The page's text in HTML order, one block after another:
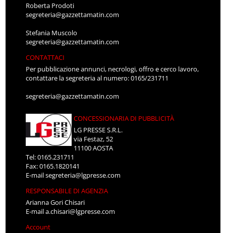
Roberta Prodoti
segreteria@gazzettamatin.com
Stefania Muscolo
segreteria@gazzettamatin.com
CONTATTACI
Per pubblicazione annunci, necrologi, offro e cerco lavoro,
contattare la segreteria al numero: 0165/231711
segreteria@gazzettamatin.com
CONCESSIONARIA DI PUBBLICITÀ
LG PRESSE S.R.L.
via Festaz, 52
11100 AOSTA
Tel: 0165.231711
Fax: 0165.1820141
E-mailsegreteria@lgpresse.com
RESPONSABILE DI AGENZIA
Arianna Gori Chisari
E-maila.chisari@lgpresse.com
Account